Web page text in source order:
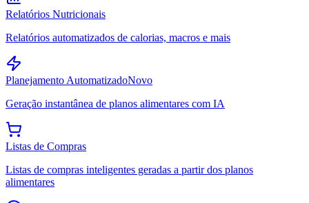
Relatórios Nutricionais
Relatórios automatizados de calorias, macros e mais
Planejamento AutomatizadoNovo
Geração instantânea de planos alimentares com IA
Listas de Compras
Listas de compras inteligentes geradas a partir dos planos
alimentares